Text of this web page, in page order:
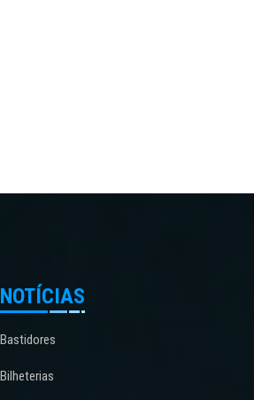
NOTÍCIAS
Bastidores
Bilheterias